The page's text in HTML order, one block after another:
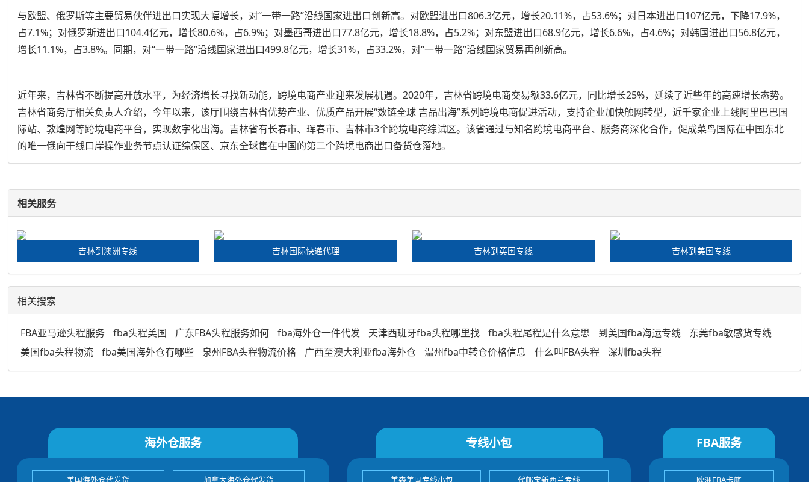
与欧盟、俄罗斯等主要贸易伙伴进出口实现大幅增长，对“一带一路”沿线国家进出口创新高。对欧盟进出口806.3亿元，增长20.11%，占53.6%；对日本进出口107亿元，下降17.9%，
占7.1%；对俄罗斯进出口104.4亿元，增长80.6%，占6.9%；对墨西哥进出口77.8亿元，增长18.8%，占5.2%；对东盟进出口68.9亿元，增长6.6%，占4.6%；对韩国进出口56.8亿元，
增长11.1%，占3.8%。同期，对“一带一路”沿线国家进出口499.8亿元，增长31%，占33.2%，对“一带一路”沿线国家贸易再创新高。
近年来，吉林省不断提高开放水平，为经济增长寻找新动能，跨境电商产业迎来发展机遇。2020年，吉林省跨境电商交易额33.6亿元，同比增长25%，延续了近些年的高速增长态势。
吉林省商务厅相关负责人介绍，今年以来，该厅围绕吉林省优势产业、优质产品开展“数链全球 吉品出海”系列跨境电商促进活动，支持企业加快触网转型，近千家企业上线阿里巴巴国
际站、敦煌网等跨境电商平台，实现数字化出海。吉林省有长春市、珲春市、吉林市3个跨境电商综试区。该省通过与知名跨境电商平台、服务商深化合作，促成菜鸟国际在中国东北
的唯一俄向干线口岸操作业务节点认证综保区、京东全球售在中国的第二个跨境电商出口备货仓落地。
相关服务
吉林到澳洲专线 吉林国际快递代理 吉林到英国专线 吉林到美国专线
相关搜索
FBA亚马逊头程服务 fba头程美国 广东FBA头程服务如何 fba海外仓一件代发 天津西班牙fba头程哪里找 fba头程尾程是什么意思 到美国fba海运专线
东莞fba敏感货专线
美国fba头程物流
fba美国海外仓有哪些 泉州FBA头程物流价格 广西至澳大利亚fba海外仓 温州fba中转仓价格信息 什么叫FBA头程 深圳fba头程
海外仓服务
美国海外仓代发货 加拿大海外仓代发货
专线小包
美森美国专线小包 代邮宝新西兰专线
FBA服务
欧洲FBA卡航